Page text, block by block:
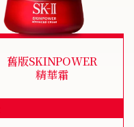
舊版SKINPOWER
精華霜